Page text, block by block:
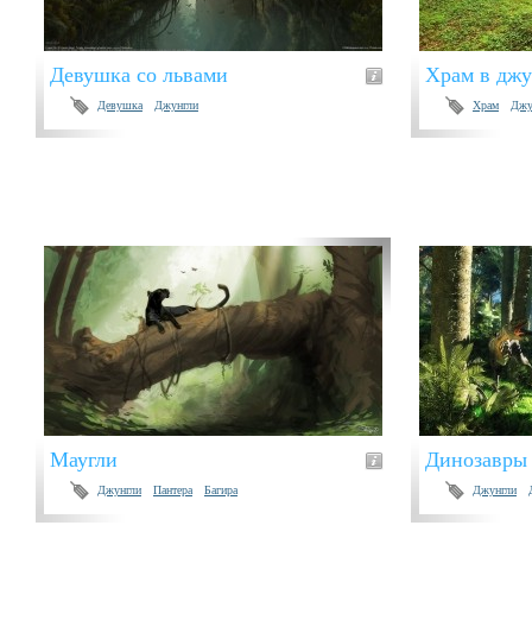
Девушка со львами
Девушка Джунгли
Храм в
Храм
Маугли
Джунгли Пантера Багира
Динозавры
Джунгли